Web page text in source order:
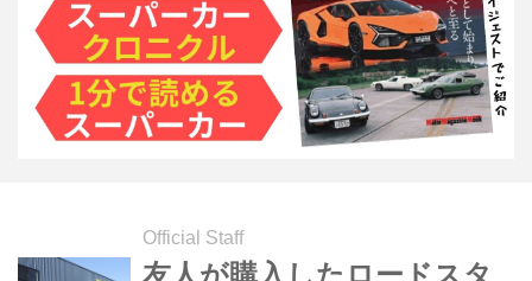
Official Staff